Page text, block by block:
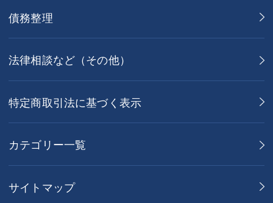
債務整理
法律相談など（その他）
特定商取引法に基づく表示
カテゴリー一覧
サイトマップ